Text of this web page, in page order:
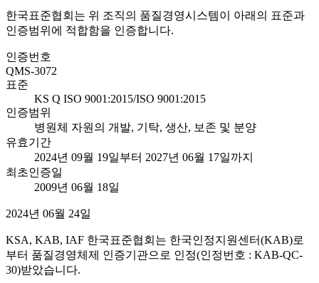
한국표준협회는 위 조직의 품질경영시스템이 아래의 표준과
인증범위에 적합함을 인증합니다.
인증번호
QMS-3072
표준
KS Q ISO 9001:2015/ISO 9001:2015
인증범위
병원체 자원의 개발, 기탁, 생산, 보존 및 분양
유효기간
2024년 09월 19일부터 2027년 06월 17일까지
최초인증일
2009년 06월 18일
2024년 06월 24일
KSA, KAB, IAF 한국표준협회는 한국인정지원센터(KAB)로
부터 품질경영체제 인증기관으로 인정(인정번호 : KAB-QC-
30)받았습니다.